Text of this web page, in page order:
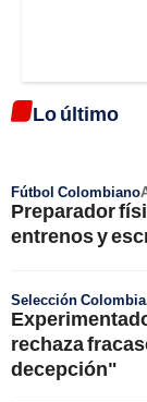
Lo último
Fútbol Colombiano
Preparador
entrenos y
Selección Colombia
rechaza
decepción"